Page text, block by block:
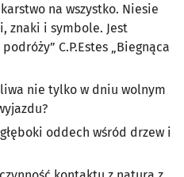
na wszystko. Niesie
znaki i symbole. Jest
C.P.Estes „Biegnąca
nie tylko w dniu wolnym
oddech wśród drzew i